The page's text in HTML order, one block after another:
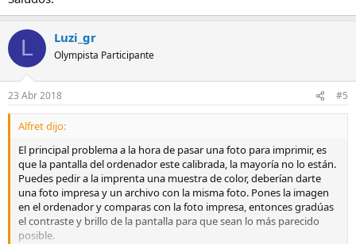
L Luzi_gr
Olympista Participante
23 Abr 2018 #5
Alfret dijo:
El principal problema a la hora de pasar una foto para imprimir, es
que la pantalla del ordenador este calibrada, la mayoría no lo están.
Puedes pedir a la imprenta una muestra de color, deberían darte
una foto impresa y un archivo con la misma foto. Pones la imagen
en el ordenador y comparas con la foto impresa, entonces gradúas
el contraste y brillo de la pantalla para que sean lo más parecido
posible.